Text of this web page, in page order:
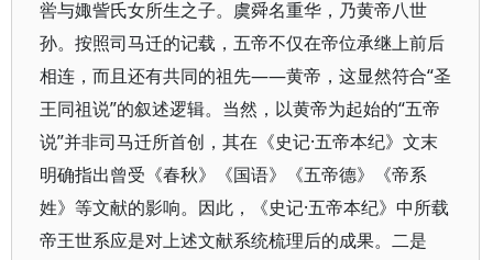
喾与娵訾氏女所生之子。虞舜名重华，乃黄帝八世
孙。按照司马迁的记载，五帝不仅在帝位承继上前后
相连，而且还有共同的祖先——黄帝，这显然符合“圣
王同祖说”的叙述逻辑。当然，以黄帝为起始的“五帝
说”并非司马迁所首创，其在《史记·五帝本纪》文末
明确指出曾受《春秋》《国语》《五帝德》《帝系
姓》等文献的影响。因此，《史记·五帝本纪》中所载
帝王世系应是对上述文献系统梳理后的成果。二是